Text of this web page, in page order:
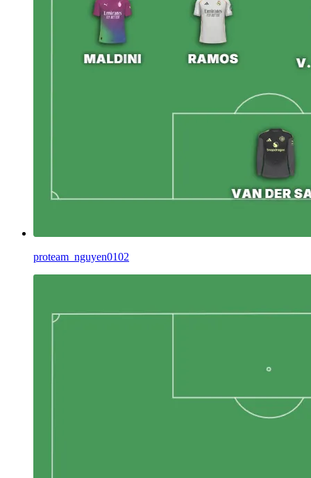
proteam_nguyen0102